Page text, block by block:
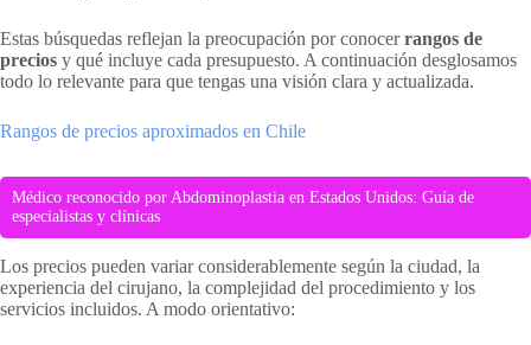
Estas búsquedas reflejan la preocupación por conocerrangos de
precios y qué incluye cada presupuesto. A continuación desglosamos
todo lo relevante para que tengas una visión clara y actualizada.
Rangos de precios aproximados en Chile
Médico reconocido por Abdominoplastia en Estados Unidos: Guía de
especialistas y clínicas
Los precios pueden variar considerablemente según la ciudad, la
experiencia del cirujano, la complejidad del procedimiento y los
servicios incluidos. A modo orientativo: